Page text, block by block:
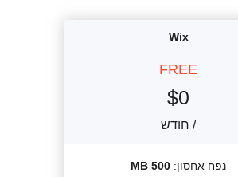
Wix
FREE
$0
/ חודש
נפח אחסון: 500 MB